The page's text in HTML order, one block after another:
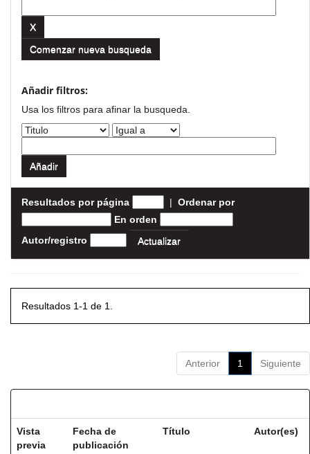
Comenzar nueva busqueda
Añadir filtros:
Usa los filtros para afinar la busqueda.
Resultados por página | Ordenar por
En orden
Autor/registro
Resultados 1-1 de 1.
Anterior 1 Siguiente
Vista
previa
Fecha de
publicación
Título Autor(es)